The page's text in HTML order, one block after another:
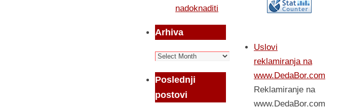
nadoknaditi
Arhiva
Arhiva
Poslednji
postovi
Uslovi
reklamiranja na
www.DedaBor.com
Reklamiranje na
www.DedaBor.com